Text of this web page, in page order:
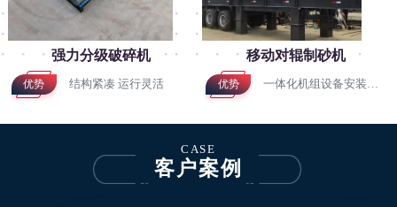
强力分级破碎机
优势 结构紧凑 运行灵活
移动对辊制砂机
优势 一体化机组设备安装形式
CASE
客户案例